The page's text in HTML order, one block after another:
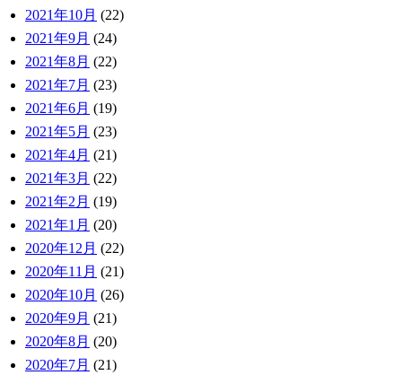
2021年10月 (22)
2021年9月 (24)
2021年8月 (22)
2021年7月 (23)
2021年6月 (19)
2021年5月 (23)
2021年4月 (21)
2021年3月 (22)
2021年2月 (19)
2021年1月 (20)
2020年12月 (22)
2020年11月 (21)
2020年10月 (26)
2020年9月 (21)
2020年8月 (20)
2020年7月 (21)